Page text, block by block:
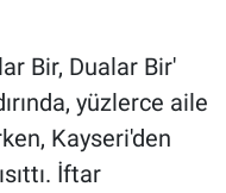
Bir, Dualar Bir'
yüzlerce aile
Kayseri'den
İftar